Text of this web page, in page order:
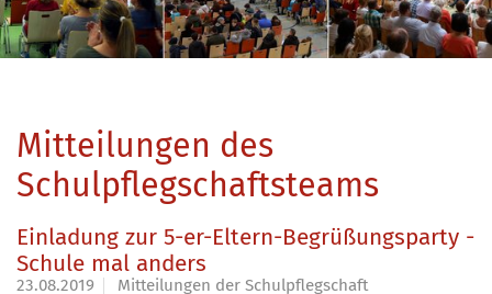
Mitteilungen des
Schulpflegschaftsteams
Einladung zur 5-er-Eltern-Begrüßungsparty -
Schule mal anders
23.08.2019
Mitteilungen der Schulpflegschaft